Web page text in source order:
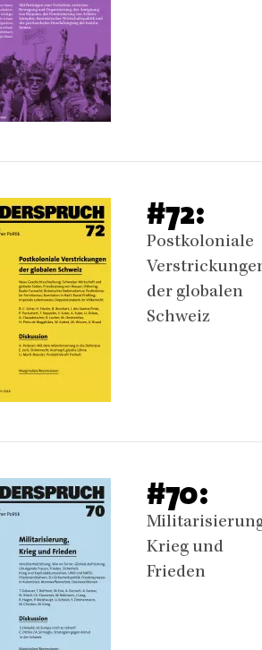
#72:
Postkoloniale
der globalen
Schweiz
#70:
Krieg und
Frieden